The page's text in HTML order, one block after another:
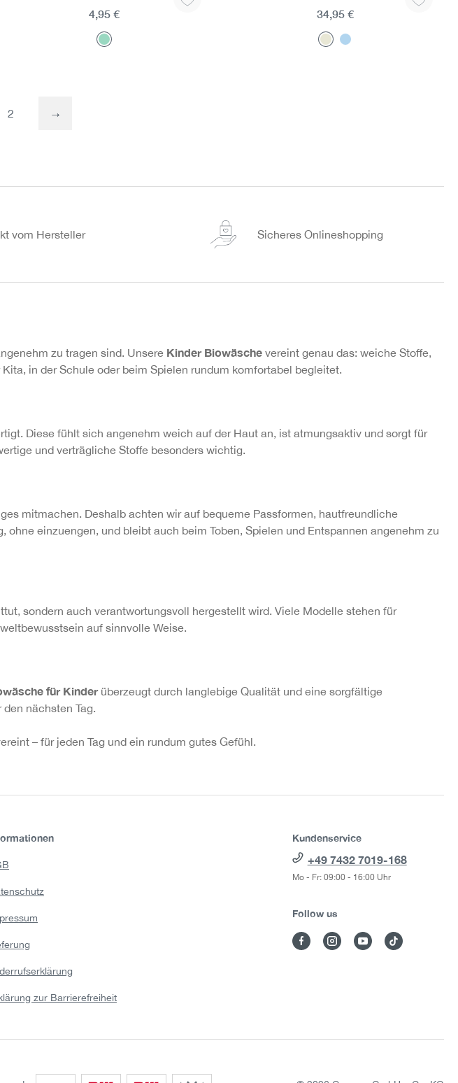
4,95 € 34,95 €
2
vom Hersteller Sicheres Onlineshopping
zu tragen sind. Unsere Kinder Biowäsche vereint genau das: weiche Stoffe,
in der Schule oder beim Spielen rundum komfortabel begleitet.
Diese fühlt sich angenehm weich auf der Haut an, ist atmungsaktiv und sorgt für
und verträgliche Stoffe besonders wichtig.
mitmachen. Deshalb achten wir auf bequeme Passformen, hautfreundliche
einzuengen, und bleibt auch beim Toben, Spielen und Entspannen angenehm zu
sondern auch verantwortungsvoll hergestellt wird. Viele Modelle stehen für
auf sinnvolle Weise.
für Kinderüberzeugt durch langlebige Qualität und eine sorgfältige
nächsten Tag.
– für jeden Tag und ein rundum gutes Gefühl.
zur Barrierefreiheit
Kundenservice
+49 7432 7019-168
Mo - Fr: 09:00 - 16:00 Uhr
Follow us